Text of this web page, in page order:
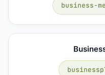
business-